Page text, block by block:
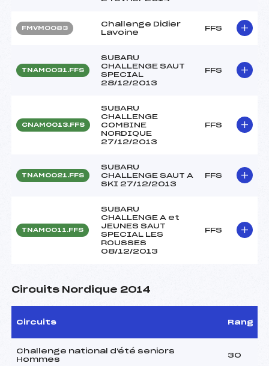
FMVM0083
Challenge Didier
Lavoine
FFS
TNAM0031.FFS
SUBARU
CHALLENGE SAUT
SPECIAL
28/12/2013
FFS
CNAM0013.FFS
SUBARU
CHALLENGE
COMBINE
NORDIQUE
27/12/2013
FFS
TNAM0021.FFS
SUBARU
CHALLENGE SAUT A
SKI 27/12/2013
FFS
TNAM0011.FFS
SUBARU
CHALLENGE A et
JEUNES SAUT
SPECIAL LES
ROUSSES
08/12/2013
FFS
Circuits Nordique 2014
Circuits Rang
Challenge national d'été seniors
Hommes
30